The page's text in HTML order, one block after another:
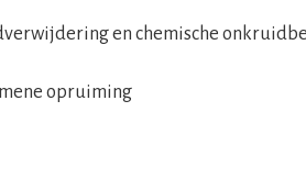
en chemische
opruiming